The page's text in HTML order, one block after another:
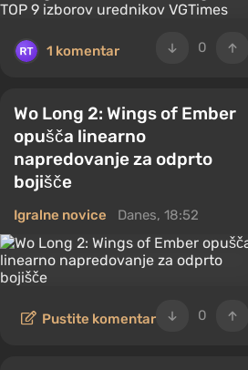
0
1 komentar
Wo Long 2: Wings of Ember
opušča linearno
napredovanje za odprto
bojišče
Igralne novice Danes, 18:52
0
Pustite komentar